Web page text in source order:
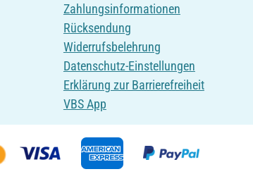
Zahlungsinformationen
Rücksendung
Widerrufsbelehrung
Datenschutz-Einstellungen
Erklärung zur Barrierefreiheit
VBS App